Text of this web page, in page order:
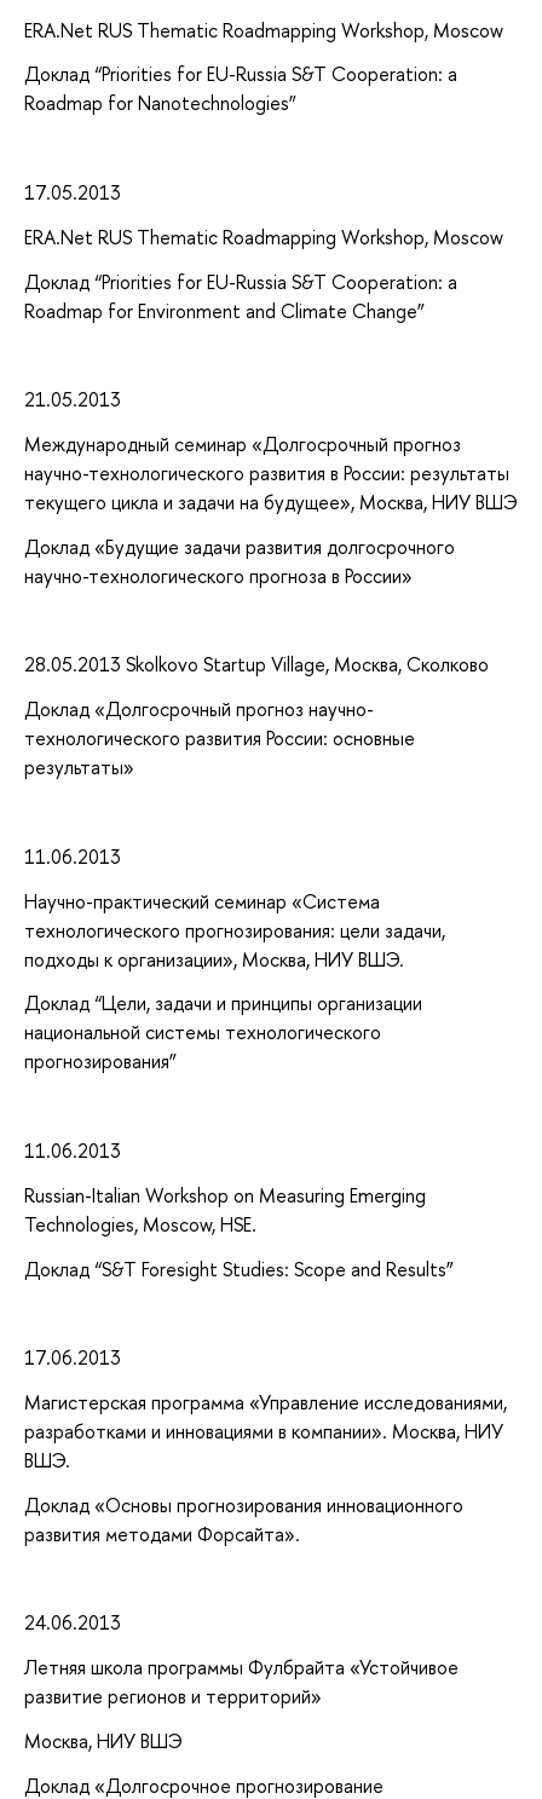
ERA.Net RUS Thematic Roadmapping Workshop, Moscow
Доклад “Priorities for EU-Russia S&T Cooperation: a
Roadmap for Nanotechnologies”
17.05.2013
ERA.Net RUS Thematic Roadmapping Workshop, Moscow
Доклад “Priorities for EU-Russia S&T Cooperation: a
Roadmap for Environment and Climate Change”
21.05.2013
Международный семинар «Долгосрочный прогноз
научно-технологического развития в России: результаты
текущего цикла и задачи на будущее», Москва, НИУ ВШЭ
Доклад «Будущие задачи развития долгосрочного
научно-технологического прогноза в России»
28.05.2013 Skolkovo Startup Village, Москва, Сколково
Доклад «Долгосрочный прогноз научно-
технологического развития России: основные
результаты»
11.06.2013
Научно-практический семинар «Система
технологического прогнозирования: цели задачи,
подходы к организации», Москва, НИУ ВШЭ.
Доклад “Цели, задачи и принципы организации
национальной системы технологического
прогнозирования”
11.06.2013
Russian-Italian Workshop on Measuring Emerging
Technologies, Moscow, HSE.
Доклад “S&T Foresight Studies: Scope and Results”
17.06.2013
Магистерская программа «Управление исследованиями,
разработками и инновациями в компании». Москва, НИУ
ВШЭ.
Доклад «Основы прогнозирования инновационного
развития методами Форсайта».
24.06.2013
Летняя школа программы Фулбрайта «Устойчивое
развитие регионов и территорий»
Москва, НИУ ВШЭ
Доклад «Долгосрочное прогнозирование